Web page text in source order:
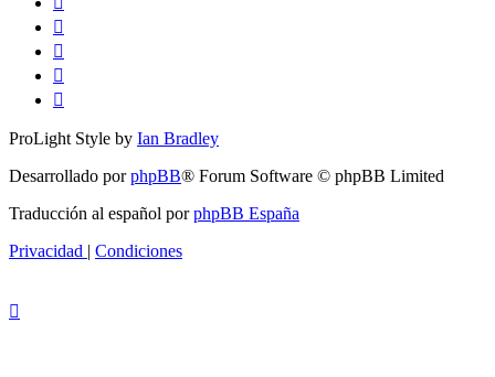
ProLight Style by Ian Bradley
Desarrollado porphpBB® Forum Software © phpBB Limited
Traducción al español porphpBB España
Privacidad | Condiciones